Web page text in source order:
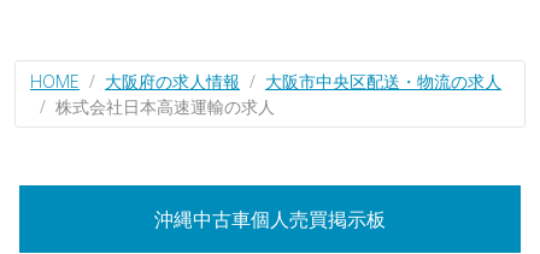
HOME 大阪府の求人情報
大阪市中央区配送・物流の求人
株式会社日本高速運輸の求人
沖縄中古車個人売買掲示板